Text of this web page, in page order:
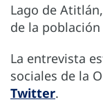
Lago de
de la
La entrevista
sociales de la
Twitter.